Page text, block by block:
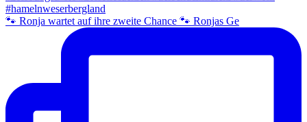
🐾 Ronja wartet auf ihre zweite Chance 🐾 Ronjas Ge